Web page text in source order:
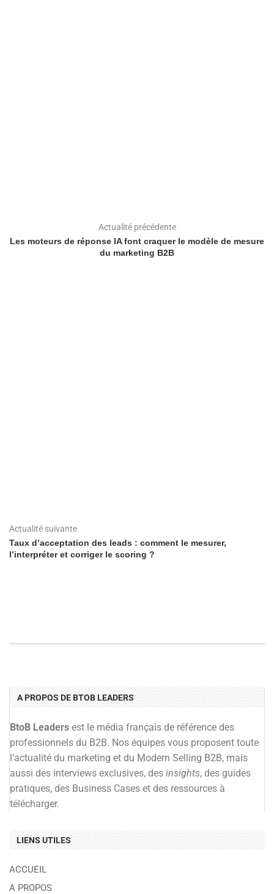
Actualité précédente
Les moteurs de réponse IA font craquer le modèle de mesure
du marketing B2B
Actualité suivante
Taux d’acceptation des leads : comment le mesurer,
l’interpréter et corriger le scoring ?
A PROPOS DE BTOB LEADERS
BtoB Leaders est le média français de référence des
professionnels du B2B. Nos équipes vous proposent toute
l’actualité du marketing et du Modern Selling B2B, mais
aussi des interviews exclusives, des insights, des guides
pratiques, des Business Cases et des ressources à
télécharger.
LIENS UTILES
ACCUEIL
A PROPOS